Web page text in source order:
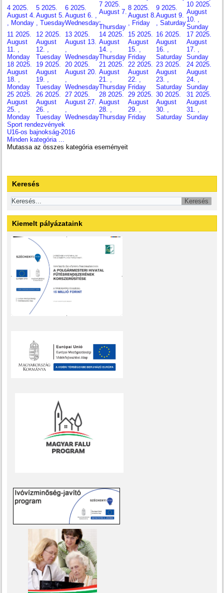
4 2025.
August 4.
, Monday
5 2025.
August 5.
, Tuesday
6 2025.
August 6. ,
Wednesday
7 2025.
August 7.
Thursday
8 2025.
August 8.
, Friday
9 2025.
August 9.
, Saturday
10 2025.
August
10. ,
Sunday
11 2025.
August
11. ,
Monday
12 2025.
August
12. ,
Tuesday
13 2025.
August 13.
Wednesday
14 2025.
August
14. ,
Thursday
15 2025.
August
15. ,
Friday
16 2025.
August
16. ,
Saturday
17 2025.
August
17. ,
Sunday
18 2025.
August
18. ,
Monday
19 2025.
August
19. ,
Tuesday
20 2025.
August 20.
Wednesday
21 2025.
August
21. ,
Thursday
22 2025.
August
22. ,
Friday
23 2025.
August
23. ,
Saturday
24 2025.
August
24. ,
Sunday
25 2025.
August
25. ,
Monday
26 2025.
August
26. ,
Tuesday
27 2025.
August 27.
Wednesday
28 2025.
August
28. ,
Thursday
29 2025.
August
29. ,
Friday
30 2025.
August
30. ,
Saturday
31 2025.
August
31. ,
Sunday
Sport rendezvények
U16-os bajnokság-2016
Minden kategória ...
Mutassa az összes kategória eseményeit
Keresés
Kiemelt pályázataink